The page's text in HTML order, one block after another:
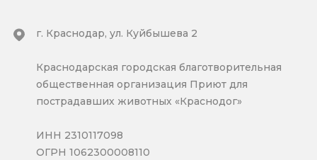
г. Краснодар, ул. Куйбышева 2
Краснодарская городская благотворительная
общественная организация Приют для
пострадавших животных «Краснодог»
ИНН 2310117098
ОГРН 1062300008110